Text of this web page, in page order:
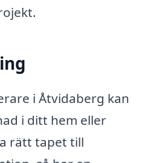
i Åtvidaberg kan
i ditt hem eller
rätt tapet till